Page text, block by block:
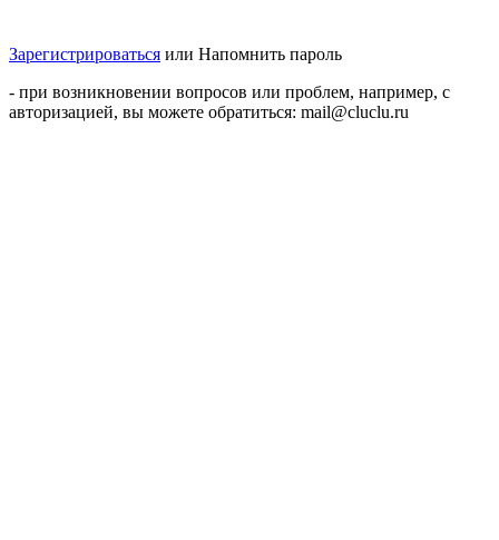
Зарегистрироваться или Напомнить пароль
- при возникновении вопросов или проблем, например, с
авторизацией, вы можете обратиться: mail@cluclu.ru